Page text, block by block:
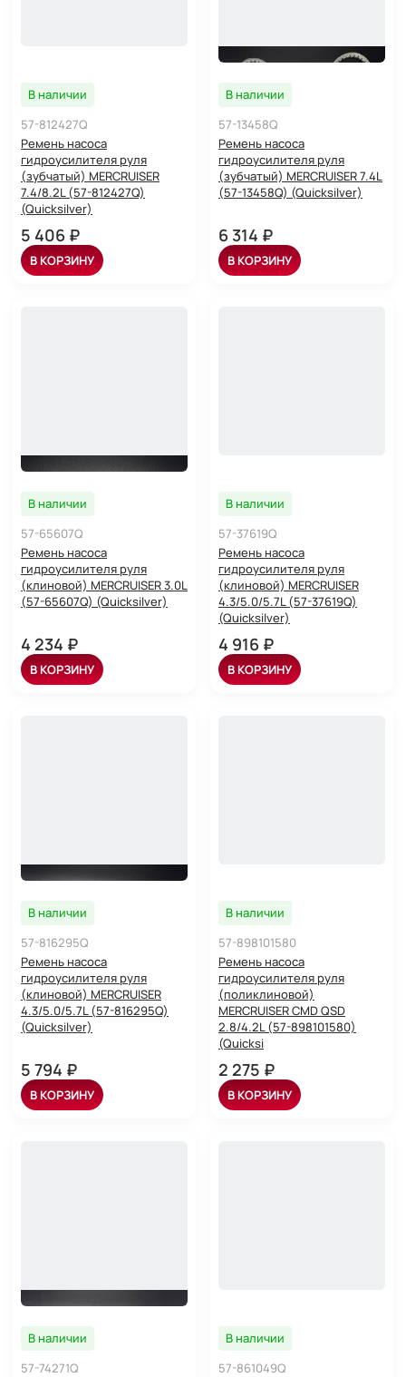
В наличии
57-812427Q
Ремень насоса
гидроусилителя руля
(зубчатый) MERCRUISER
7.4/8.2L (57-812427Q)
(Quicksilver)
5 406 ₽
В КОРЗИНУ
В наличии
57-13458Q
Ремень насоса
гидроусилителя руля
(зубчатый) MERCRUISER 7.4L
(57-13458Q) (Quicksilver)
6 314 ₽
В КОРЗИНУ
В наличии
57-65607Q
Ремень насоса
гидроусилителя руля
(клиновой) MERCRUISER 3.0L
(57-65607Q) (Quicksilver)
4 234 ₽
В КОРЗИНУ
В наличии
57-37619Q
Ремень насоса
гидроусилителя руля
(клиновой) MERCRUISER
4.3/5.0/5.7L (57-37619Q)
(Quicksilver)
4 916 ₽
В КОРЗИНУ
В наличии
57-816295Q
Ремень насоса
гидроусилителя руля
(клиновой) MERCRUISER
4.3/5.0/5.7L (57-816295Q)
(Quicksilver)
5 794 ₽
В КОРЗИНУ
В наличии
57-898101580
Ремень насоса
гидроусилителя руля
(поликлиновой)
MERCRUISER CMD QSD
2.8/4.2L (57-898101580)
(Quicksi
2 275 ₽
В КОРЗИНУ
В наличии
57-74271Q
В наличии
57-861049Q